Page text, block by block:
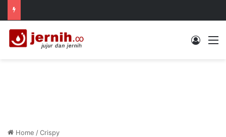
Log In
Home /Crispy